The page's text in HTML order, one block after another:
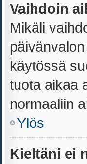
Vaihdoin
Mikäli
käytössä
tuota aikaa
normaaliin
Ylös
Kieltäni ei